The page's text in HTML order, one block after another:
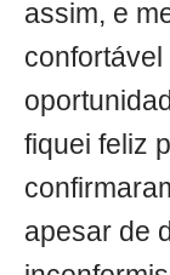
assim, e
fiquei feliz
apesar de